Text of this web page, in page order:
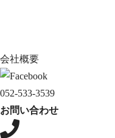
会社概要
052-533-3539
お問い合わせ